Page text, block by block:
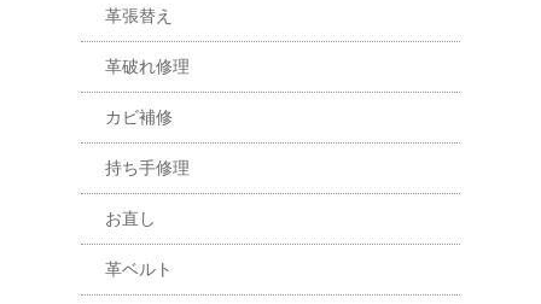
革張替え
革破れ修理
カビ補修
持ち手修理
お直し
革ベルト